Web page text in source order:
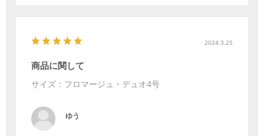
2024.3.25
商品に関して
サイズ：フロマージュ・デュオ4号
ゆう